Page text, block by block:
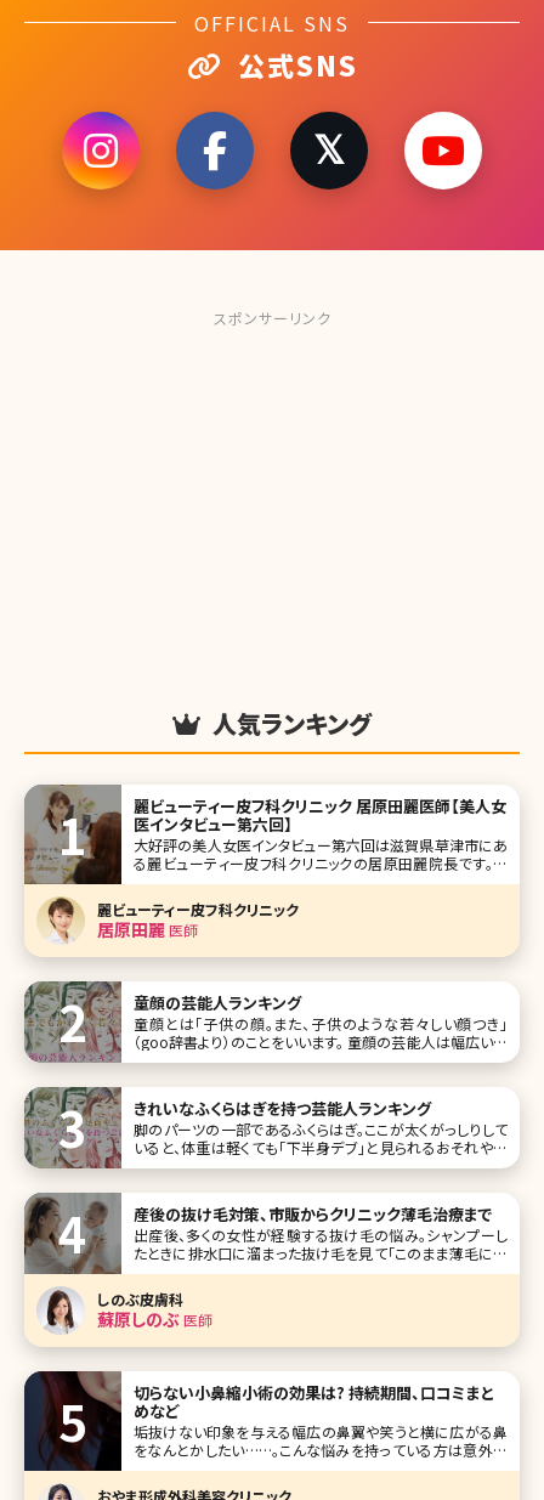
OFFICIAL SNS
公式SNS
スポンサーリンク
人気ランキング
麗ビューティー皮フ科クリニック 居原田麗医師【美人女
医インタビュー第六回】
大好評の美人女医インタビュー第六回は滋賀県草津市にあ
る麗ビューティー皮フ科クリニックの居原田麗院長です。美
容皮膚科メインですが、美容外科のメニューも充実していて、
アットホームなクリニックを目指しています。県外からも多数
患者さんが来ていて、多くの頻度で更新されるブログのこと、
院長自信の美容のことなど、
麗ビューティー皮フ科クリニック
居原田麗医師
童顔の芸能人ランキング
童顔とは「子供の顔。また、子供のような若々しい顔つき」
（goo辞書より）のことをいいます。 童顔の芸能人は幅広い世
代にいます。印象として、いつまでも年をとらないなどが挙げ
きれいなふくらはぎを持つ芸能人ランキング
脚のパーツの一部であるふくらはぎ。ここが太くがっしりして
いると、体重は軽くても「下半身デブ」と見られるおそれや全
体のバランスがなんとなく悪くなってしまいます。その他に
しく細いだけでは
産後の抜け毛対策、市販からクリニック薄毛治療まで
出産後、多くの女性が経験する抜け毛の悩み。シャンプーし
たときに排水口に溜まった抜け毛を見て「このまま薄毛にな
ってしまうのでは……」と不安を覚えた方もいるのでは?で
は、この産後の抜け毛はいつまで続くのでしょうか。ここで産
後の抜け毛の原因や対策、その他の女性の抜け毛・薄毛のト
ラブルについて詳しく説明し
しのぶ皮膚科
蘇原しのぶ医師
切らない小鼻縮小術の効果は? 持続期間、口コミまと
めなど
垢抜けない印象を与える幅広の鼻翼や笑うと横に広がる鼻
をなんとかしたい……。こんな悩みを持っている方は意外に
多いのではないでしょうか。鼻は眼や口元と違ってメイクで見
せ方を変えることがほとんどできないパーツ。それだけに本